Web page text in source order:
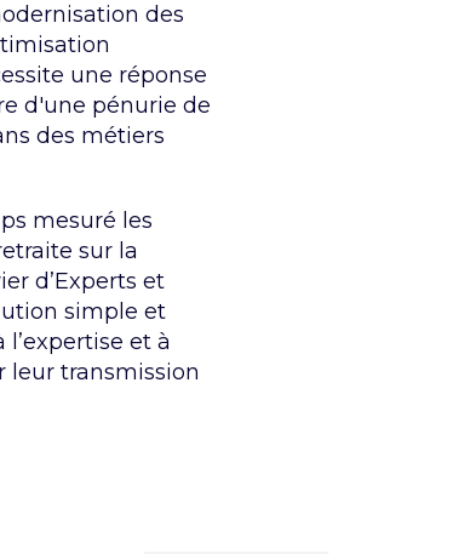
des
une réponse
d'une pénurie de
des métiers
mesuré les
sur la
d’Experts et
simple et
l’expertise et à
leur transmission